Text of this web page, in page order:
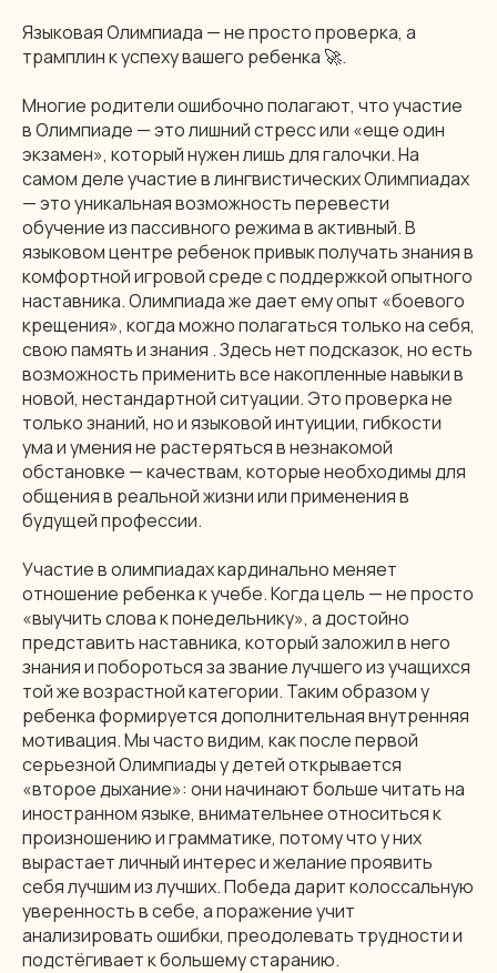
Языковая Олимпиада — не просто проверка, а
трамплин к успеху вашего ребенка 🚀.
Многие родители ошибочно полагают, что участие
в Олимпиаде — это лишний стресс или «еще один
экзамен», который нужен лишь для галочки. На
самом деле участие в лингвистических Олимпиадах
— это уникальная возможность перевести
обучение из пассивного режима в активный. В
языковом центре ребенок привык получать знания в
комфортной игровой среде с поддержкой опытного
наставника. Олимпиада же дает ему опыт «боевого
крещения», когда можно полагаться только на себя,
свою память и знания . Здесь нет подсказок, но есть
возможность применить все накопленные навыки в
новой, нестандартной ситуации. Это проверка не
только знаний, но и языковой интуиции, гибкости
ума и умения не растеряться в незнакомой
обстановке — качествам, которые необходимы для
общения в реальной жизни или применения в
будущей профессии.
Участие в олимпиадах кардинально меняет
отношение ребенка к учебе. Когда цель — не просто
«выучить слова к понедельнику», а достойно
представить наставника, который заложил в него
знания и побороться за звание лучшего из учащихся
той же возрастной категории. Таким образом у
ребенка формируется дополнительная внутренняя
мотивация. Мы часто видим, как после первой
серьезной Олимпиады у детей открывается
«второе дыхание»: они начинают больше читать на
иностранном языке, внимательнее относиться к
произношению и грамматике, потому что у них
вырастает личный интерес и желание проявить
себя лучшим из лучших. Победа дарит колоссальную
уверенность в себе, а поражение учит
анализировать ошибки, преодолевать трудности и
подстёгивает к большему старанию.